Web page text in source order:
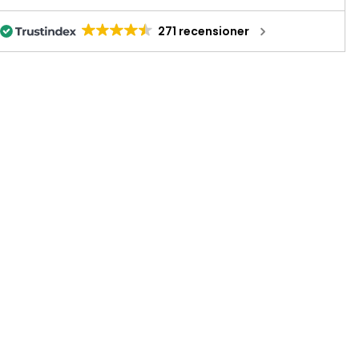
271 recensioner